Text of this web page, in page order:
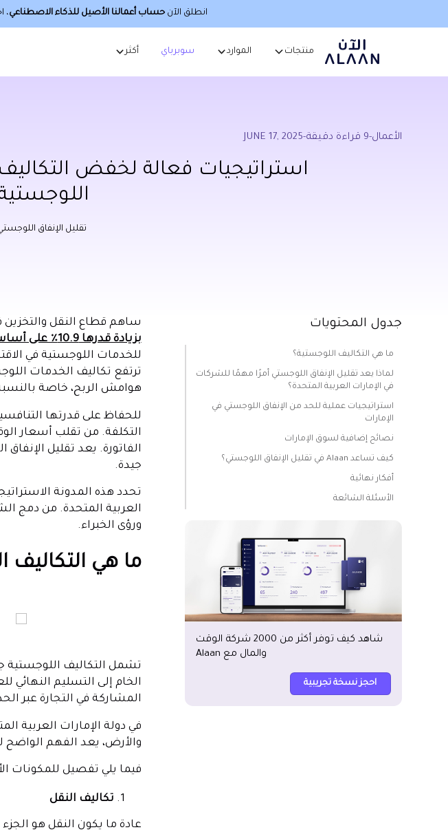
انطلق الآن حساب أعمالنا الأصيل للذكاء الاصطناعي،
منتجات الموارد سوبرباي أكثر
الأعمال-
9 قراءة دقيقة-
JUNE 17, 2025
استراتيجيات فعالة لخفض التكاليف
تقليل الإنفاق
جدول المحتويات
ما هي التكاليف اللوجستية؟
لماذا يعد تقليل الإنفاق اللوجستي أمرًا مهمًا للشركات
في الإمارات العربية المتحدة؟
استراتيجيات عملية للحد من الإنفاق اللوجستي في
الإمارات
نصائح إضافية لسوق الإمارات
كيف تساعد Alaan في تقليل الإنفاق اللوجستي؟
أفكار نهائية
الأسئلة الشائعة
شاهد كيف توفر أكثر من 2000 شركة الوقت
والمال مع Alaan
احجز نسخة تجريبية
ساهم قطاع النقل والتخزين
بزيادة قدرها 10.9٪ على أساس سنوي
للخدمات اللوجستية في
ترتفع تكاليف الخدمات
هوامش الربح، خاصة
للحفاظ على قدرتها
التكلفة. من تقلب أسعار
الفاتورة. يعد تقليل
جيدة.
تحدد هذه المدونة
العربية المتحدة. من دمج
ورؤى الخبراء.
ما هي التكاليف
تشمل التكاليف اللوجستية
الخام إلى التسليم النهائي
المشاركة في التجارة عبر
في دولة الإمارات العربية
والأرض، يعد الفهم الواضح
فيما يلي تفصيل للمكونات
تكاليف النقل
عادة ما يكون النقل هو